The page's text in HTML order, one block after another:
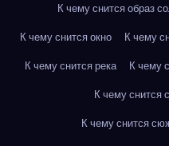
К чему снится образ
К чему снится окно
К чему
К чему снится река
К чему
К чему снится
К чему снится